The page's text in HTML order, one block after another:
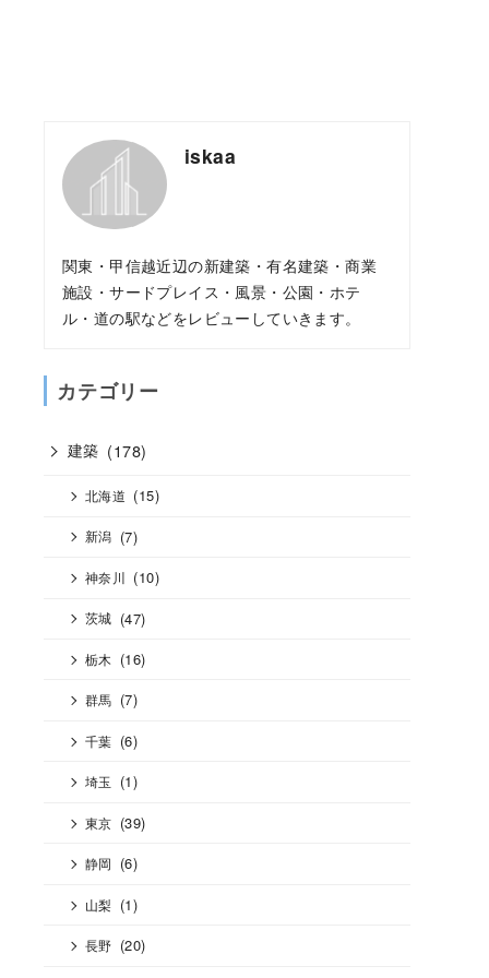
iskaa
関東・甲信越近辺の新建築・有名建築・商業
施設・サードプレイス・風景・公園・ホテ
ル・道の駅などをレビューしていきます。
カテゴリー
建築 (178)
北海道 (15)
新潟 (7)
神奈川 (10)
茨城 (47)
栃木 (16)
群馬 (7)
千葉 (6)
埼玉 (1)
東京 (39)
静岡 (6)
山梨 (1)
長野 (20)